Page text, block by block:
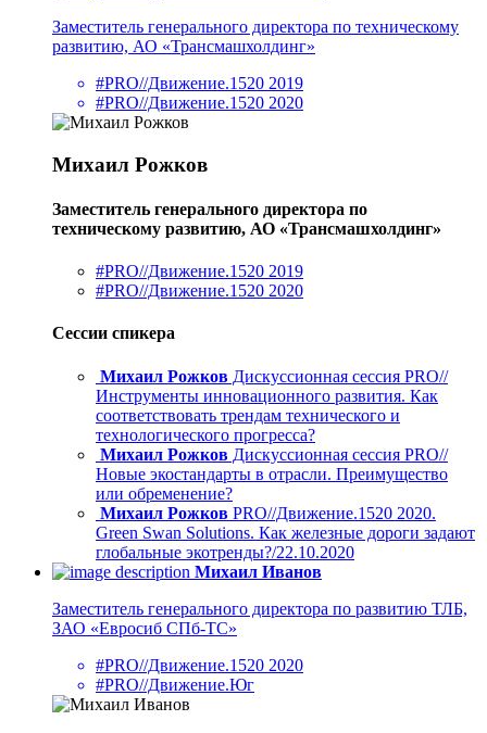
Заместитель генерального директора по техническому
развитию, АО «Трансмашхолдинг»
#PRO//Движение.1520 2019
#PRO//Движение.1520 2020
Михаил Рожков
Заместитель генерального директора по
техническому развитию, АО «Трансмашхолдинг»
#PRO//Движение.1520 2019
#PRO//Движение.1520 2020
Сессии спикера
Михаил Рожков Дискуссионная сессия PRO//
Инструменты инновационного развития. Как
соответствовать трендам технического и
технологического прогресса?
Михаил Рожков Дискуссионная сессия PRO//
Новые экостандарты в отрасли. Преимущество
или обременение?
Михаил Рожков PRO//Движение.1520 2020.
Green Swan Solutions. Как железные дороги задают
глобальные экотренды?/22.10.2020
Михаил Иванов
Заместитель генерального директора по развитию ТЛБ,
ЗАО «Евросиб СПб-ТС»
#PRO//Движение.1520 2020
#PRO//Движение.Юг